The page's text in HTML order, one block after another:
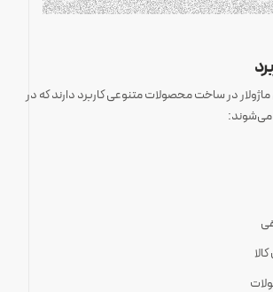
در ساخت محصولات متنوعی کاربرد دارند که در
می‌شوند: